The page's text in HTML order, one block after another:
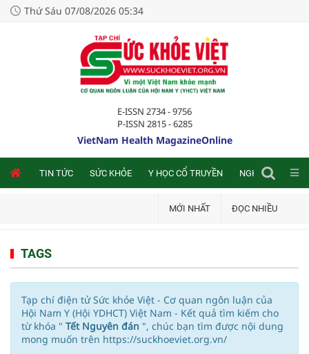
Thứ Sáu 07/08/2026 05:34
E-ISSN 2734 - 9756
P-ISSN 2815 - 6285
VietNam Health MagazineOnline
TIN TỨC SỨC KHỎE Y HỌC CỔ TRUYỀN NGHIÊN CỨU
MỚI NHẤT ĐỌC NHIỀU
TAGS
Tạp chí điện tử Sức khỏe Việt - Cơ quan ngôn luận của
Hội Nam Y (Hội YDHCT) Việt Nam - Kết quả tìm kiếm cho
từ khóa " Tết Nguyên đán ", chúc bạn tìm được nội dung
mong muốn trên https://suckhoeviet.org.vn/